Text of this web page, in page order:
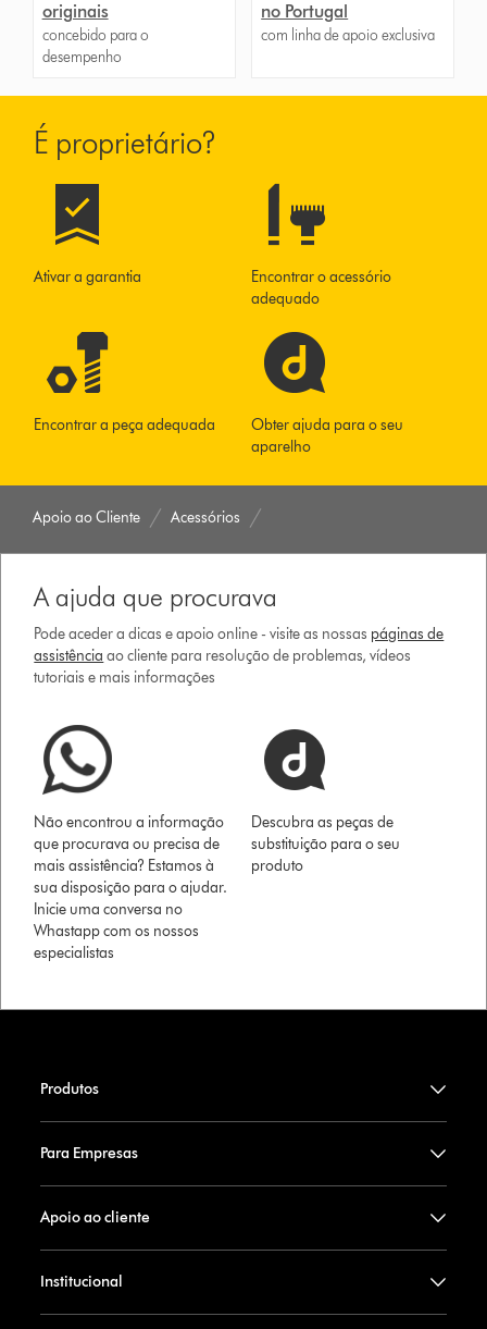
originais
concebido para o
desempenho
no Portugal
com linha de apoio exclusiva
É proprietário?
Ativar a garantia
Encontrar o acessório
adequado
Encontrar a peça adequada
Obter ajuda para o seu
aparelho
Apoio ao Cliente Acessórios
A ajuda que procurava
Pode aceder a dicas e apoio online - visite as nossas páginas de
assistência ao cliente para resolução de problemas, vídeos
tutoriais e mais informações
Não encontrou a informação
que procurava ou precisa de
mais assistência? Estamos à
sua disposição para o ajudar.
Inicie uma conversa no
Whastapp com os nossos
especialistas
Descubra as peças de
substituição para o seu
produto
Produtos
Para Empresas
Apoio ao cliente
Institucional